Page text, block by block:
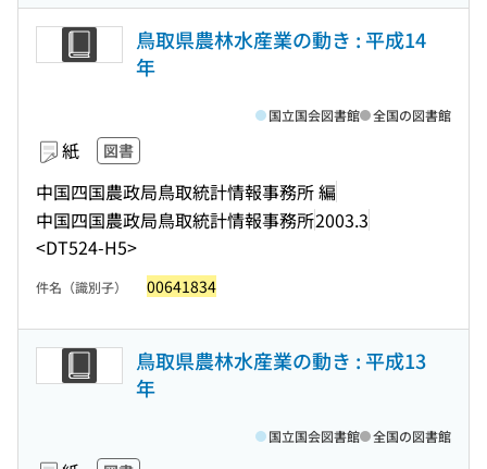
鳥取県農林水産業の動き : 平成14
年
紙 図書
中国四国農政局鳥取統計情報事務所 編
中国四国農政局鳥取統計情報事務所2003.3
<DT524-H5>
国立国会図書館 全国の図書館
件名（識別子） 00641834
鳥取県農林水産業の動き : 平成13
年
国立国会図書館 全国の図書館